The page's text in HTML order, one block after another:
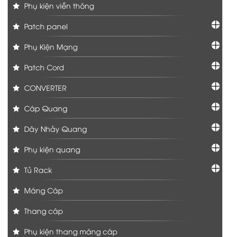
Phụ kiện viễn thông
Patch panel
Phụ Kiện Mạng
Patch Cord
CONVERTER
Cáp Quang
Dây Nhảy Quang
Phụ kiện quang
Tủ Rack
Máng Cáp
Thang cáp
Phụ kiện thang máng cáp